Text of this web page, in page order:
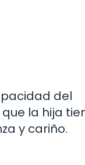
del
la hija
y cariño.